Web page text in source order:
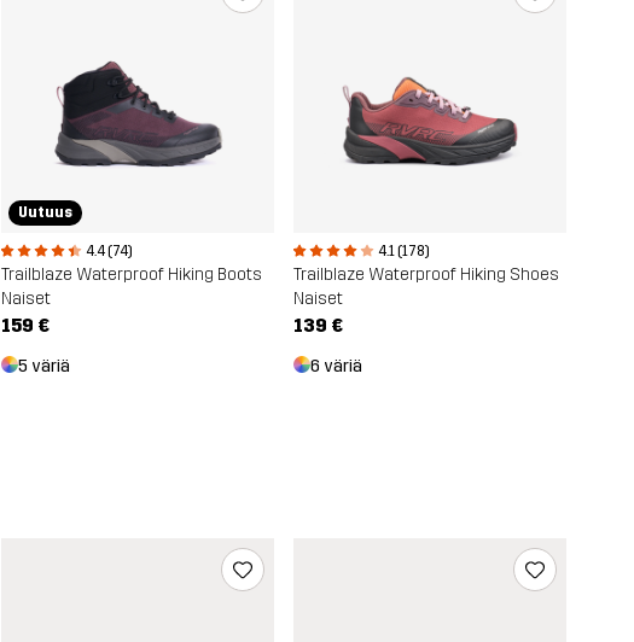
Uutuus
4.4 (74)
Trailblaze Waterproof Hiking Boots
Naiset
159 €
5 väriä
4.1 (178)
Trailblaze Waterproof Hiking Shoes
Naiset
139 €
6 väriä